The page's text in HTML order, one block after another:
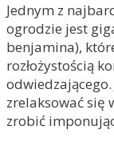
Jednym z
ogrodzie jest
benjamina),
rozłożystością
zrelaksować się
zrobić